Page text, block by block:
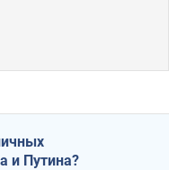
и Путина?